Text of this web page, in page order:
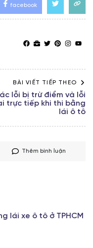
facebook
BÀI VIẾT TIẾP THEO
lỗi bị trừ điểm và lỗi
trực tiếp khi thi bằng
lái ô tô
Thêm bình luận
lái xe ô tô ở TPHCM